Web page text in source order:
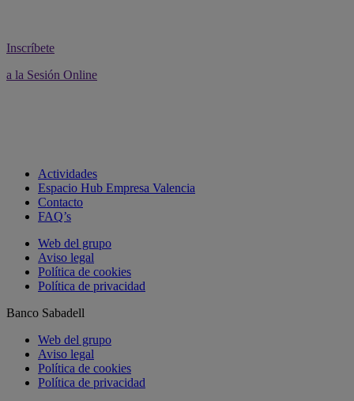
Inscríbete
a la Sesión Online
Actividades
Espacio Hub Empresa Valencia
Contacto
FAQ’s
Web del grupo
Aviso legal
Política de cookies
Política de privacidad
Banco Sabadell
Web del grupo
Aviso legal
Política de cookies
Política de privacidad